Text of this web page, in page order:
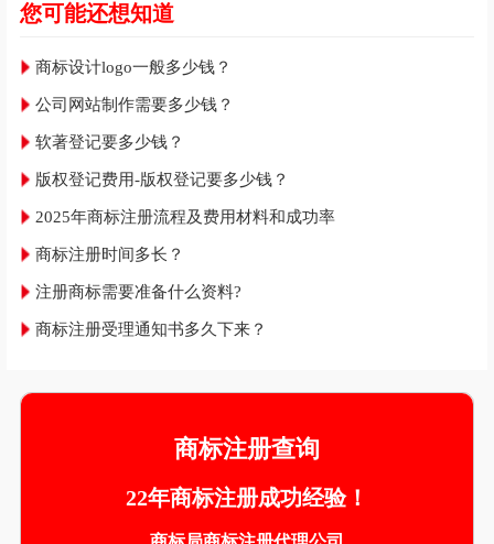
您可能还想知道
商标设计logo一般多少钱？
公司网站制作需要多少钱？
软著登记要多少钱？
版权登记费用-版权登记要多少钱？
2025年商标注册流程及费用材料和成功率
商标注册时间多长？
注册商标需要准备什么资料?
商标注册受理通知书多久下来？
商标注册查询
22年商标注册成功经验！